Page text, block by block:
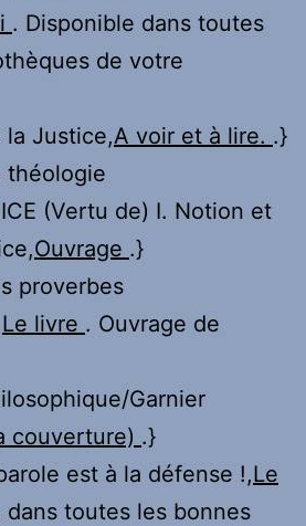
. Disponible dans toutes
de votre
la Justice,A voir et à lire. .}
théologie
(Vertu de) I. Notion et
Ouvrage .}
proverbes
Le livre . Ouvrage de
Garnier
couverture) .}
est à la défense !,Le
dans toutes les bonnes